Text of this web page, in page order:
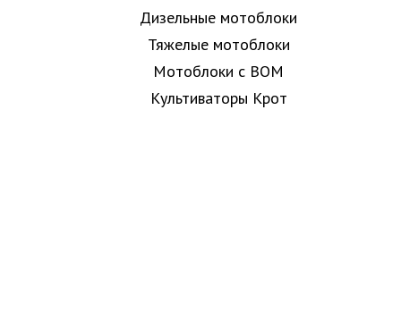
Дизельные мотоблоки
Тяжелые мотоблоки
Мотоблоки с ВОМ
Культиваторы Крот